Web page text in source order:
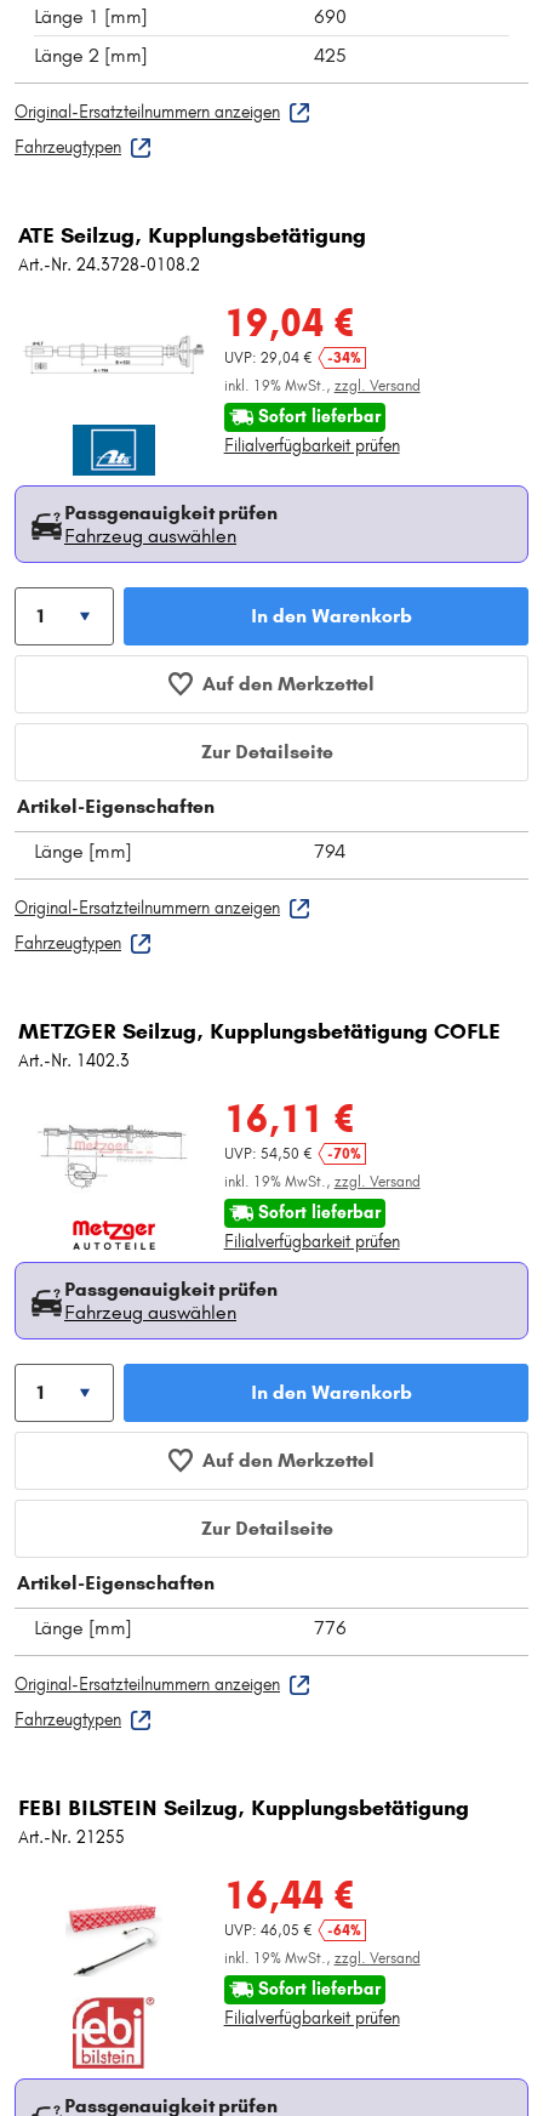
Länge 1 [mm]
690
Länge 2 [mm]
425
Original-Ersatzteilnummern anzeigen
Fahrzeugtypen
ATE Seilzug, Kupplungsbetätigung
Art.-Nr. 24.3728-0108.2
19,04 €
UVP: 29,04 €
-34%
inkl. 19% MwSt., zzgl. Versand
Sofort lieferbar
Filialverfügbarkeit prüfen
Passgenauigkeit prüfen
Fahrzeug auswählen
In den Warenkorb
Auf den Merkzettel
Zur Detailseite
Artikel-Eigenschaften
Länge [mm]
794
Original-Ersatzteilnummern anzeigen
Fahrzeugtypen
METZGER Seilzug, Kupplungsbetätigung COFLE
Art.-Nr. 1402.3
16,11 €
UVP: 54,50 €
-70%
inkl. 19% MwSt., zzgl. Versand
Sofort lieferbar
Filialverfügbarkeit prüfen
Passgenauigkeit prüfen
Fahrzeug auswählen
In den Warenkorb
Auf den Merkzettel
Zur Detailseite
Artikel-Eigenschaften
Länge [mm]
776
Original-Ersatzteilnummern anzeigen
Fahrzeugtypen
FEBI BILSTEIN Seilzug, Kupplungsbetätigung
Art.-Nr. 21255
16,44 €
UVP: 46,05 €
-64%
inkl. 19% MwSt., zzgl. Versand
Sofort lieferbar
Filialverfügbarkeit prüfen
Passgenauigkeit prüfen